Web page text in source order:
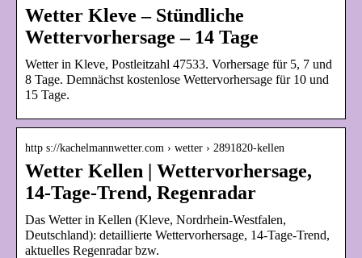
Wetter Kleve – Stündliche
Wettervorhersage – 14 Tage
Wetter in Kleve, Postleitzahl 47533. Vorhersage für 5, 7 und
8 Tage. Demnächst kostenlose Wettervorhersage für 10 und
15 Tage.
http s://kachelmannwetter.com › wetter › 2891820-kellen
Wetter Kellen | Wettervorhersage,
14-Tage-Trend, Regenradar
Das Wetter in Kellen (Kleve, Nordrhein-Westfalen,
Deutschland): detaillierte Wettervorhersage, 14-Tage-Trend,
aktuelles Regenradar bzw.